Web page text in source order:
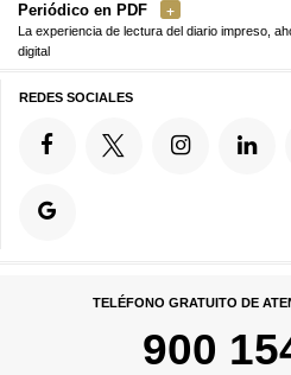
Periódico en PDF
La experiencia de lectura del diario impreso,
digital
REDES SOCIALES
TELÉFONO GRATUITO DE
900